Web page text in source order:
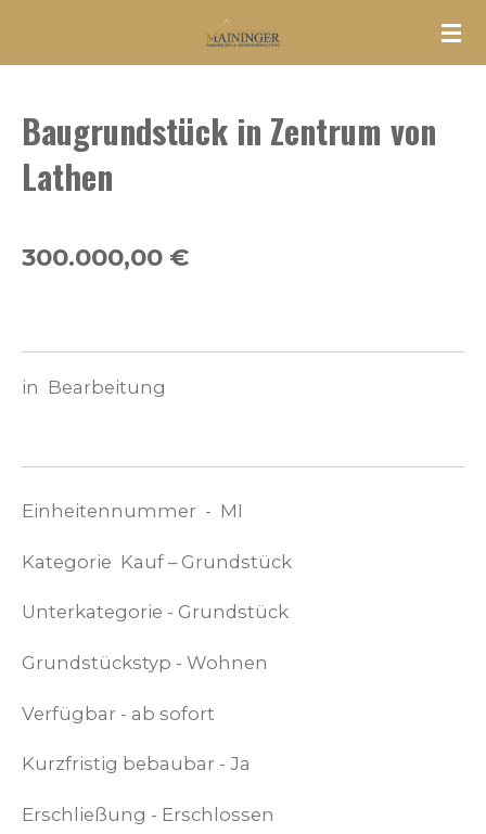
Baugrundstück in Zentrum von
Lathen
300.000,00 €
in Bearbeitung
Einheitennummer - MI
Kategorie Kauf – Grundstück
Unterkategorie - Grundstück
Grundstückstyp - Wohnen
Verfügbar - ab sofort
Kurzfristig bebaubar - Ja
Erschließung - Erschlossen